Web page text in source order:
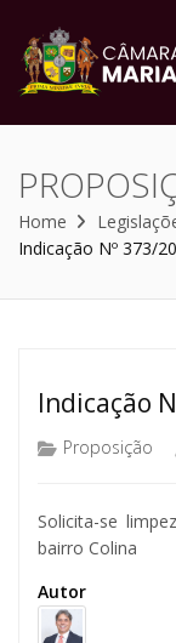
Home
Indicação Nº 373/
Indicação
Proposição
Solicita-se
bairro Colina
Autor